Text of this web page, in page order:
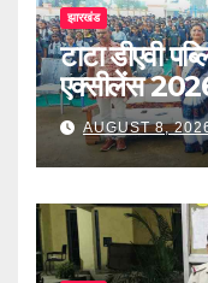
झारखंड
टाटा डीएवी
एक्सीलेंस
AUGUST 8,